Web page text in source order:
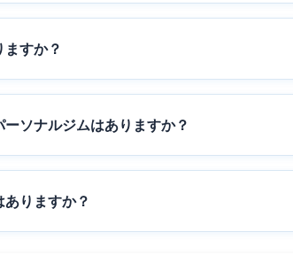
すか？
ソナルジムはありますか？
りますか？